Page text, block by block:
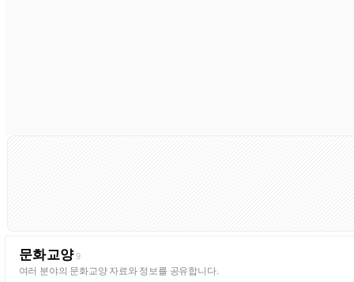
문화교양 9
여러 분야의 문화교양 자료와 정보를 공유합니다.